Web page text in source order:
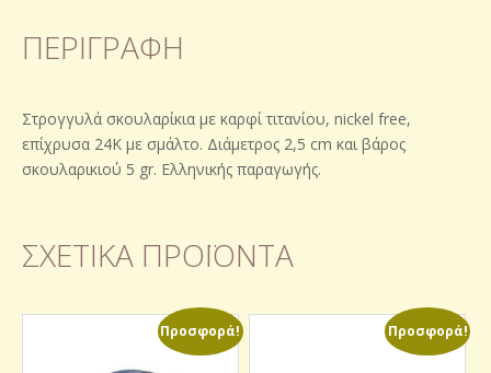
ΠΕΡΙΓΡΑΦΉ
Στρογγυλά σκουλαρίκια με καρφί τιτανίου, nickel free,
επίχρυσα 24Κ με σμάλτο. Διάμετρος 2,5 cm και βάρος
σκουλαρικιού 5 gr. Ελληνικής παραγωγής.
ΣΧΕΤΙΚΆ ΠΡΟΪΌΝΤΑ
Προσφορά! Προσφορά!